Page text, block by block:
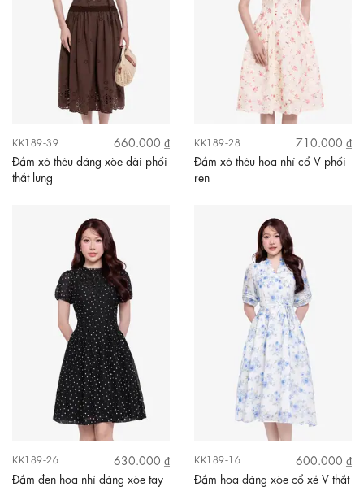
KK189-39
660.000 ₫
Đầm xô thêu dáng xòe dài phối
thắt lưng
KK189-28
710.000 ₫
Đầm xô thêu hoa nhí cổ V phối
ren
KK189-26
630.000 ₫
Đầm đen hoa nhí dáng xòe tay
KK189-16
600.000 ₫
Đầm hoa dáng xòe cổ xẻ V thắt